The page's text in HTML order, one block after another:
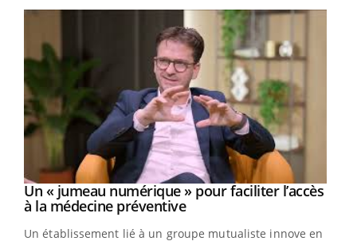
Youtube
Un « jumeau numérique » pour faciliter l’accès
à la médecine préventiveYoutube
Un établissement lié à un groupe mutualiste innove en